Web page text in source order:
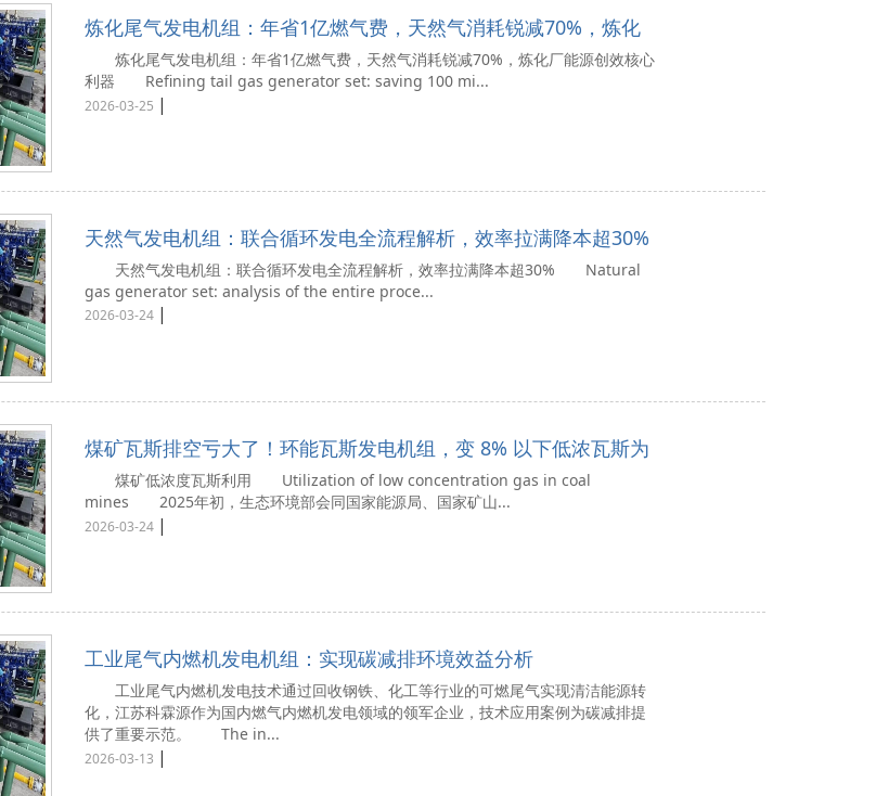
炼化尾气发电机组：年省1亿燃气费，天然气消耗锐减70%，炼化
厂能源创效核心利器
炼化尾气发电机组：年省1亿燃气费，天然气消耗锐减70%，炼化厂能源创效核心
利器 Refining tail gas generator set: saving 100 mi...
2026-03-25 |
天然气发电机组：联合循环发电全流程解析，效率拉满降本超30%
天然气发电机组：联合循环发电全流程解析，效率拉满降本超30% Natural
gas generator set: analysis of the entire proce...
2026-03-24 |
煤矿瓦斯排空亏大了！环能瓦斯发电机组，变 8% 以下低浓瓦斯为
碳资产 + 绿电
煤矿低浓度瓦斯利用 Utilization of low concentration gas in coal
mines 2025年初，生态环境部会同国家能源局、国家矿山...
2026-03-24 |
工业尾气内燃机发电机组：实现碳减排环境效益分析
工业尾气内燃机发电技术通过回收钢铁、化工等行业的可燃尾气实现清洁能源转
化，江苏科霖源作为国内燃气内燃机发电领域的领军企业，技术应用案例为碳减排提
供了重要示范。 The in...
2026-03-13 |